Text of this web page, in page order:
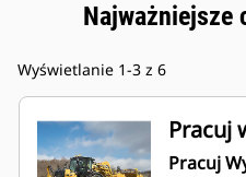
Najważniejsze
Wyświetlanie 1-3 z 6
Pracuj
Pracuj